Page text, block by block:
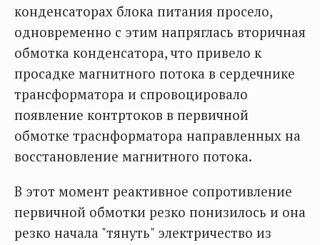
конденсаторах блока питания просело,
одновременно с этим напряглась вторичная
обмотка конденсатора, что привело к
просадке магнитного потока в сердечнике
трансформатора и спровоцировало
появление контртоков в первичной
обмотке траснформатора направленных на
восстановление магнитного потока.
В этот момент реактивное сопротивление
первичной обмотки резко понизилось и она
резко начала "тянуть" электричество из